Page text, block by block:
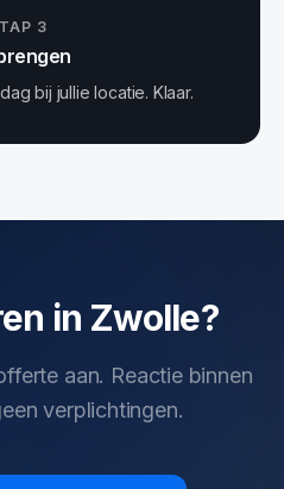
3
bij jullie locatie. Klaar.
in Zwolle?
aan. Reactie binnen
verplichtingen.